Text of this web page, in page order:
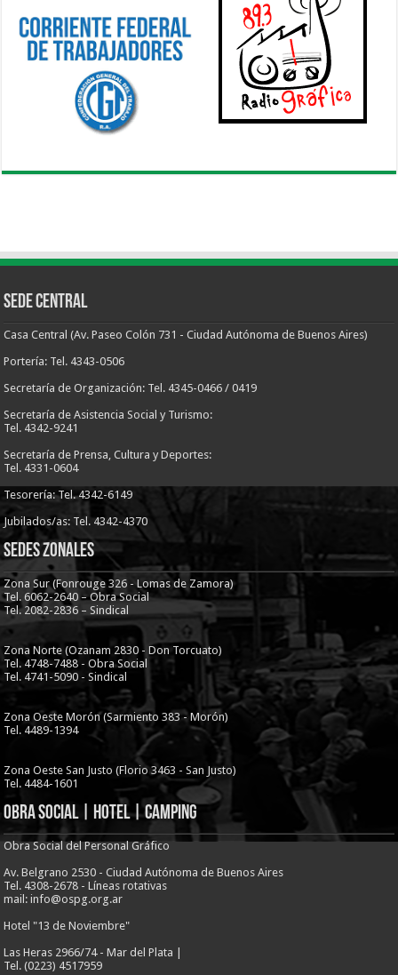
Sede Central
Casa Central (Av. Paseo Colón 731 - Ciudad Autónoma de Buenos Aires)
Portería: Tel. 4343-0506
Secretaría de Organización: Tel. 4345-0466 / 0419
Secretaría de Asistencia Social y Turismo:
Tel. 4342-9241
Secretaría de Prensa, Cultura y Deportes:
Tel. 4331-0604
Tesorería: Tel. 4342-6149
Jubilados/as: Tel. 4342-4370
Sedes Zonales
Zona Sur (Fonrouge 326 - Lomas de Zamora)
Tel. 6062-2640 – Obra Social
Tel. 2082-2836 – Sindical
Zona Norte (Ozanam 2830 - Don Torcuato)
Tel. 4748-7488 - Obra Social
Tel. 4741-5090 - Sindical
Zona Oeste Morón (Sarmiento 383 - Morón)
Tel. 4489-1394
Zona Oeste San Justo (Florio 3463 - San Justo)
Tel. 4484-1601
Obra Social | Hotel | Camping
Obra Social del Personal Gráfico
Av. Belgrano 2530 - Ciudad Autónoma de Buenos Aires
Tel. 4308-2678 - Líneas rotativas
mail: info@ospg.org.ar
Hotel "13 de Noviembre"
Las Heras 2966/74 - Mar del Plata |
Tel. (0223) 4517959